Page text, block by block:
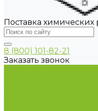
Поставка химических
8 (800) 101-82-21
Заказать звонок